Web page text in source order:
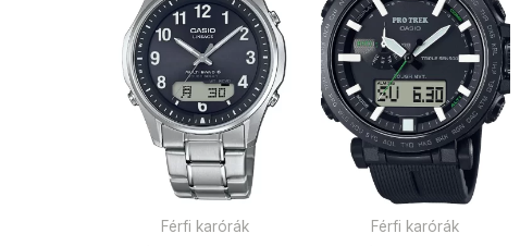
Férfi karórák Férfi karórák